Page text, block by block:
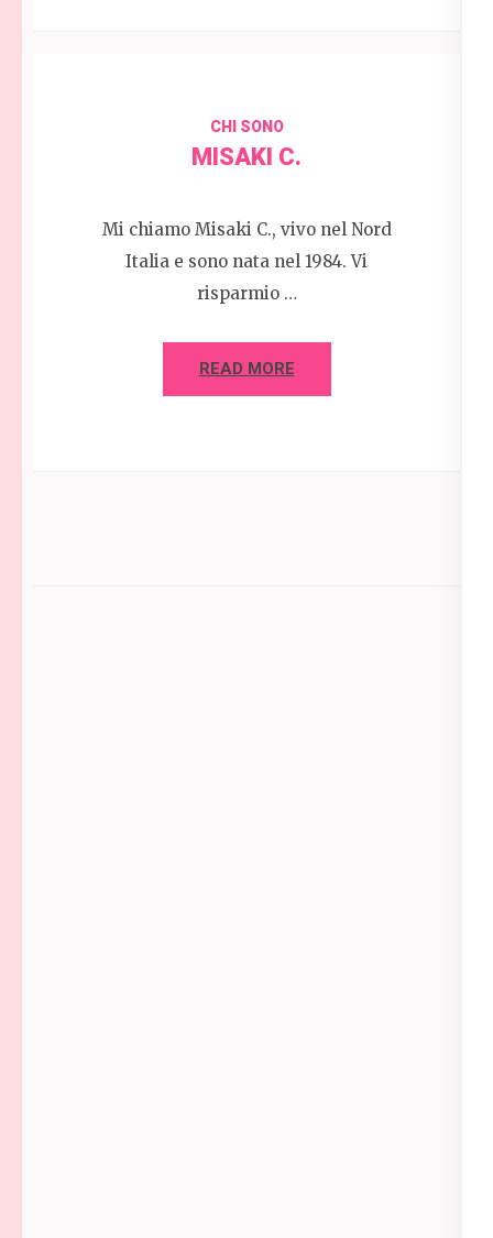
CHI SONO
MISAKI C.
Mi chiamo Misaki C., vivo nel Nord
Italia e sono nata nel 1984. Vi
risparmio …
READ MORE